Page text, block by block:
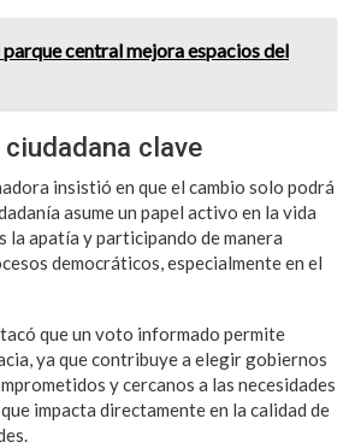
central mejora espacios del
clave
insistió en que el cambio solo podrá
asume un papel activo en la vida
la apatía y participando de manera
democráticos, especialmente en el
que un voto informado permite
ya que contribuye a elegir gobiernos
y cercanos a las necesidades
impacta directamente en la calidad de